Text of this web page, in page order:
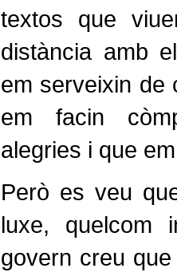
textos que
distància amb
em serveixin de
em facin
alegries i que
Però es veu
luxe, quelcom
govern creu